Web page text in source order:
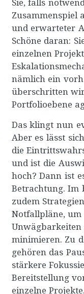
Sie, falls
Zusammenspiel
und erwarteter
Schöne daran:
einzelnen
nämlich ein
überschritten
Portfolioebene
Das klingt nun
Aber es lässt
die
und ist die
hoch? Dann ist
Betrachtung. Im
zudem
Notfallpläne,
minimieren. Zu
gehören das
stärkere
Bereitstellung
einzelne